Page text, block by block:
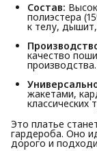
Состав:
полиэстера
к телу,
качество
производства.
жакетами,
классических
Это платье
гардероба. Оно
дорого и